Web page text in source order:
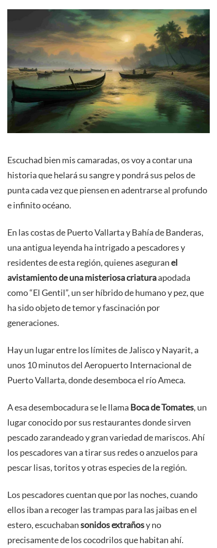
Escuchad bien mis camaradas, os voy a contar una
historia que helará su sangre y pondrá sus pelos de
punta cada vez que piensen en adentrarse al profundo
e infinito océano.
En las costas de Puerto Vallarta y Bahía de Banderas,
una antigua leyenda ha intrigado a pescadores y
residentes de esta región, quienes aseguranel
avistamiento de una misteriosa criaturaapodada
como “El Gentil”, un ser híbrido de humano y pez, que
ha sido objeto de temor y fascinación por
generaciones.
Hay un lugar entre los límites de Jalisco y Nayarit, a
unos 10 minutos del Aeropuerto Internacional de
Puerto Vallarta, donde desemboca el río Ameca.
A esa desembocadura se le llama Boca de Tomates, un
lugar conocido por sus restaurantes donde sirven
pescado zarandeado y gran variedad de mariscos. Ahí
los pescadores van a tirar sus redes o anzuelos para
pescar lisas, toritos y otras especies de la región.
Los pescadores cuentan que por las noches, cuando
ellos iban a recoger las trampas para las jaibas en el
estero, escuchabansonidos extrañosy no
precisamente de los cocodrilos que habitan ahí.